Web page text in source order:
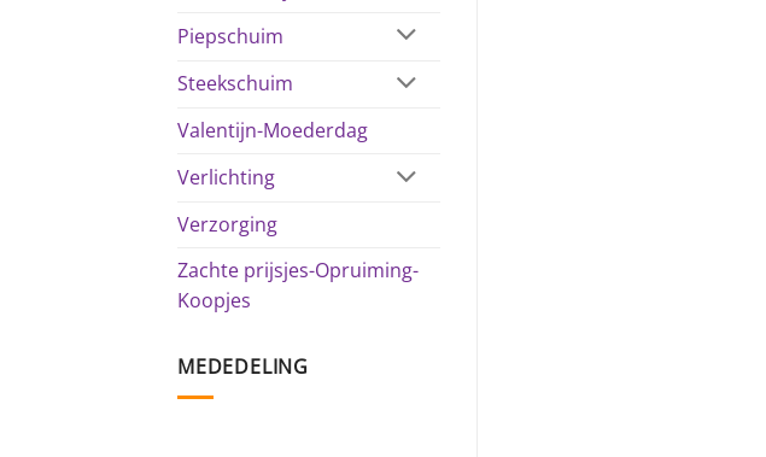
Piepschuim
Steekschuim
Valentijn-Moederdag
Verlichting
Verzorging
Zachte prijsjes-Opruiming-
Koopjes
MEDEDELING